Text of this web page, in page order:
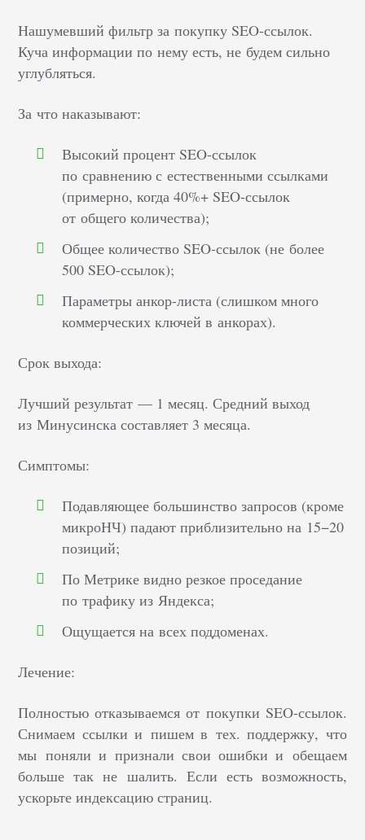
Нашумевший фильтр за покупку SEO-ссылок.
Куча информации по нему есть, не будем сильно
углубляться.
За что наказывают:
Высокий процент SEO-ссылок
по сравнению с естественными ссылками
(примерно, когда 40%+ SEO-ссылок
от общего количества);
Общее количество SEO-ссылок (не более
500 SEO-ссылок);
Параметры анкор-листа (слишком много
коммерческих ключей в анкорах).
Срок выхода:
Лучший результат — 1 месяц. Средний выход
из Минусинска составляет 3 месяца.
Симптомы:
Подавляющее большинство запросов (кроме
микроНЧ) падают приблизительно на 15−20
позиций;
По Метрике видно резкое проседание
по трафику из Яндекса;
Ощущается на всех поддоменах.
Лечение:
Полностью отказываемся от покупки SEO-ссылок.
Снимаем ссылки и пишем в тех. поддержку, что
мы поняли и признали свои ошибки и обещаем
больше так не шалить. Если есть возможность,
ускорьте индексацию страниц.